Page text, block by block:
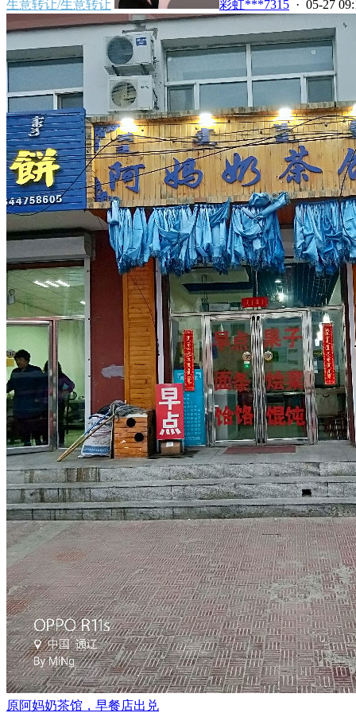
生意转让/生意转让 彩虹***7315 · 05-27
原阿妈奶茶馆，早餐店出兑